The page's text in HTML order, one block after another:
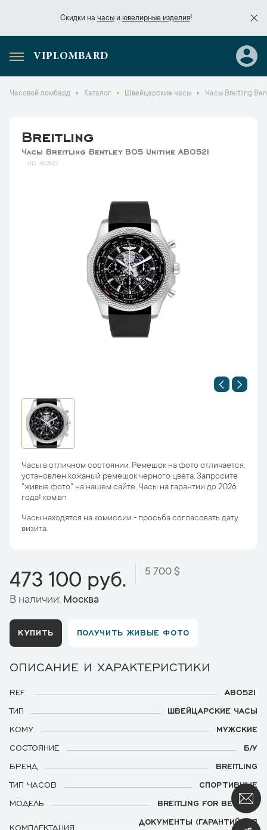
Скидки на часыи ювелирные изделия!
Скидки начасы
VIPLOMBARD
Часовой ломбард Каталог Швейцарские часы Часы Breitling
Breitling
Часы Breitling Bentley B05 Unitime AB0521
41312
Часы в отличном состоянии. Ремешок на фото отличается,
установлен кожаный ремешок черного цвета. Запросите
"живые фото" на нашем сайте. Часы на гарантии до 2026
года! ком.вп
Часы находятся на комиссии - просьба согласовать дату
визита.
473 100 руб. 5 700 $
В наличии: Москва
КУПИТЬ ПОЛУЧИТЬ ЖИВЫЕ ФОТО
ОПИСАНИЕ И ХАРАКТЕРИСТИКИ
REF.
AB0521
ТИП
ШВЕЙЦАРСКИЕ ЧАСЫ
КОМУ
МУЖСКИЕ
СОСТОЯНИЕ
Б/У
БРЕНД
BREITLING
ТИП ЧАСОВ
СПОРТИВНЫЕ
МОДЕЛЬ
BREITLING FOR BENTLEY
КОМПЛЕКТАЦИЯ
ДОКУМЕНТЫ (ГАРАНТИЙНАЯ